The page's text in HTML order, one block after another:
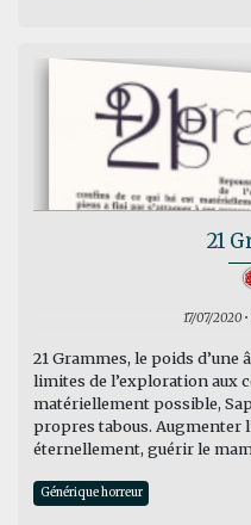
21
17/07/2020
21 Grammes, le poids d’une
limites de l’exploration aux
matériellement possible,
propres tabous. Augmenter
éternellement, guérir le
Générique horreur